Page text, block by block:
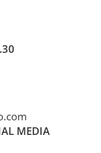
MEDIA